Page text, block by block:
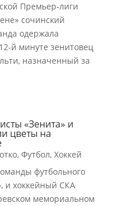
Премьер-лиги
сочинский
одержала
й минуте зенитовец
назначенный за
«Зенита» и
цветы на
, Футбол, Хоккей
футбольного
и хоккейный СКА
мемориальном